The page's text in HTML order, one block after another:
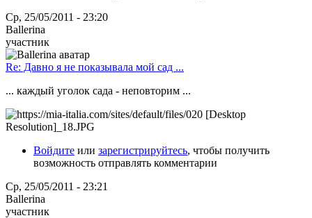
Ср, 25/05/2011 - 23:20
Ballerina
участник
Re: Давно я не показывала мой сад ...
... каждый уголок сада - неповторим ...
Войдите или зарегистрируйтесь, чтобы получить
возможность отправлять комментарии
Ср, 25/05/2011 - 23:21
Ballerina
участник